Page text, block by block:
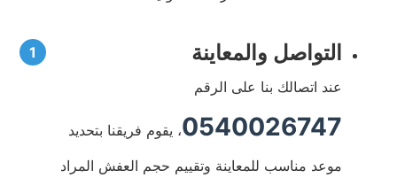
التواصل والمعاينة
عند اتصالك بنا على الرقم
0540026747، يقوم فريقنا بتحديد
موعد مناسب للمعاينة وتقييم حجم العفش المراد